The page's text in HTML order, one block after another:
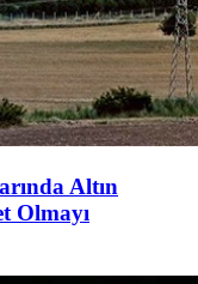
Altın
Olmayı